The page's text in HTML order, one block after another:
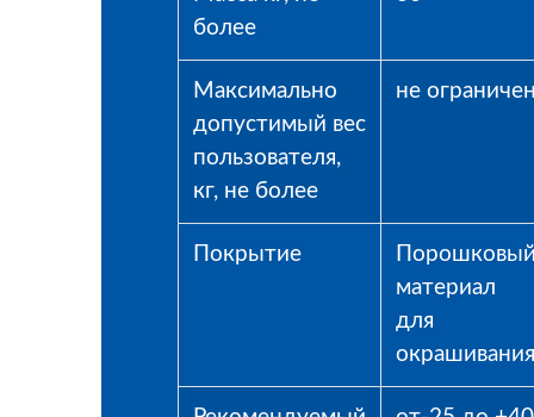
более
Максимально
допустимый вес
пользователя,
кг, не более
не
Покрытие
материал
для
окрашивания